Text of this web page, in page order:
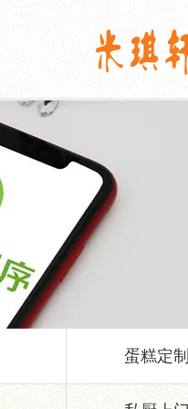
蛋糕定制